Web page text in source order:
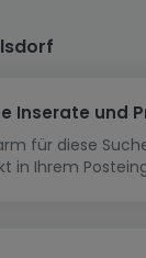
Inserate und
für diese
in Ihrem